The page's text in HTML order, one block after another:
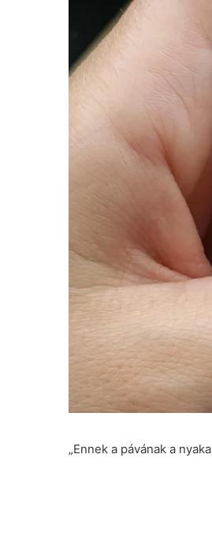
„Ennek a pávának a